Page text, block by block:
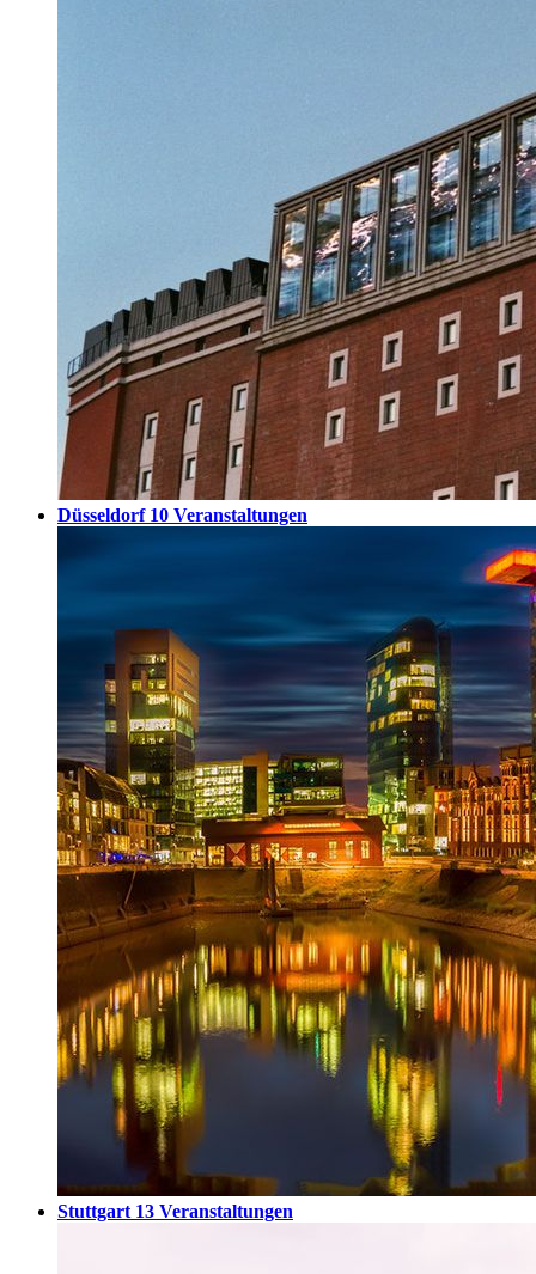
Düsseldorf 10 Veranstaltungen
Stuttgart 13 Veranstaltungen